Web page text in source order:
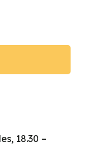
18.30 –